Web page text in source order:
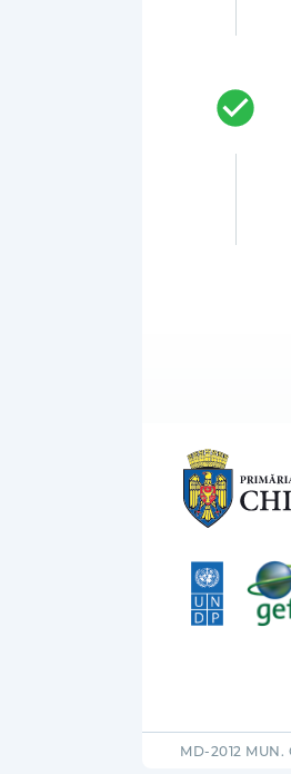
MD-2012 MUN.